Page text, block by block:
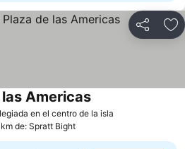
Compartir
en el centro de la isla
AmericasVer precios
de: Spratt Bight